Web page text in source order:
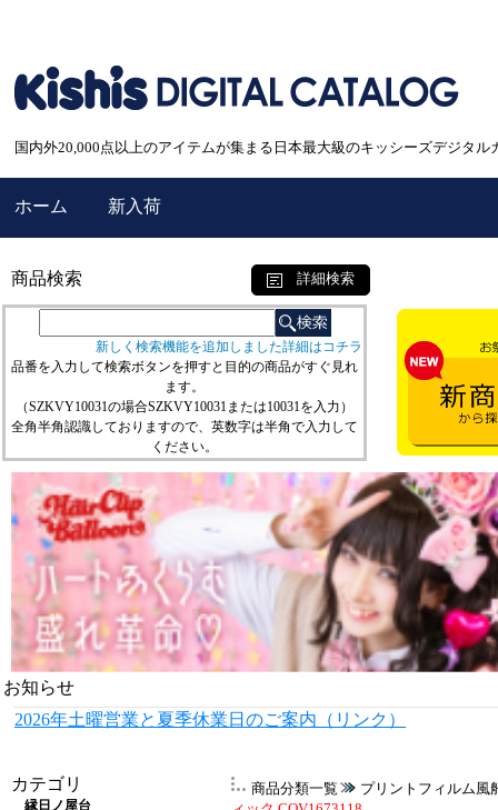
国内外20,000点以上のアイテムが集まる日本最大級のキッシーズデジタル
ホーム 新入荷
商品検索 詳細検索
新しく検索機能を追加しました詳細はコチラ
品番を入力して検索ボタンを押すと目的の商品がすぐ見れ
ます。
（SZKVY10031の場合SZKVY10031または10031を入力）
全角半角認識しておりますので、英数字は半角で入力して
ください。
お知らせ
2026年土曜営業と夏季休業日のご案内（リンク）
カテゴリ
縁日ノ屋台
商品分類一覧
プリントフィルム風